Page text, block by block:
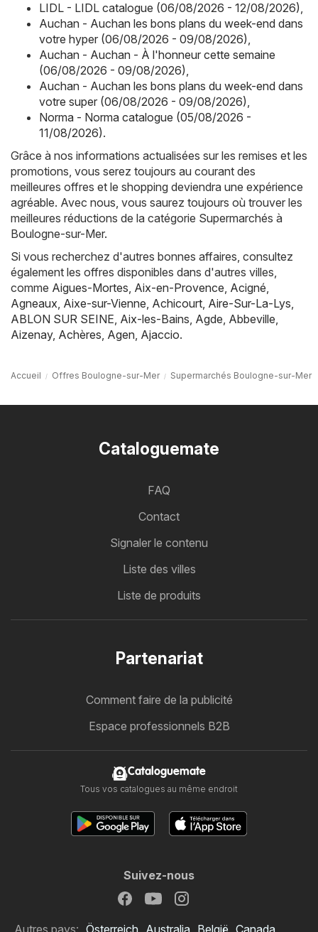
LIDL - LIDL catalogue (06/08/2026 - 12/08/2026),
Auchan - Auchan les bons plans du week-end dans
votre hyper (06/08/2026 - 09/08/2026),
Auchan - Auchan - À l'honneur cette semaine
(06/08/2026 - 09/08/2026),
Auchan - Auchan les bons plans du week-end dans
votre super (06/08/2026 - 09/08/2026),
Norma - Norma catalogue (05/08/2026 -
11/08/2026).
Grâce à nos informations actualisées sur les remises et les
promotions, vous serez toujours au courant des
meilleures offres et le shopping deviendra une expérience
agréable. Avec nous, vous saurez toujours où trouver les
meilleures réductions de la catégorie Supermarchés à
Boulogne-sur-Mer.
Si vous recherchez d'autres bonnes affaires, consultez
également les offres disponibles dans d'autres villes,
comme Aigues-Mortes, Aix-en-Provence, Acigné,
Agneaux, Aixe-sur-Vienne, Achicourt, Aire-Sur-La-Lys,
ABLON SUR SEINE, Aix-les-Bains, Agde, Abbeville,
Aizenay, Achères, Agen, Ajaccio.
Accueil Offres Boulogne-sur-Mer Supermarchés Boulogne-sur-Mer
Cataloguemate
FAQ
Contact
Signaler le contenu
Liste des villes
Liste de produits
Partenariat
Comment faire de la publicité
Espace professionnels B2B
Cataloguemate
Tous vos catalogues au même endroit
Suivez-nous